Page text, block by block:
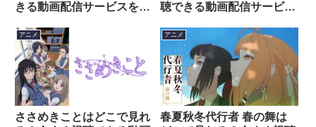
きる動画配信サービスを紹
聴できる動画配信サービス
アニメ
ささめきことはどこで見れ
アニメ
春夏秋冬代行者 春の舞は